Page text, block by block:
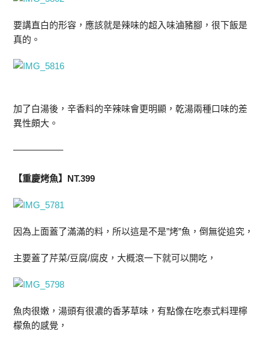
要講直白的形容，應該就是辣味的超入味滷豬腳，很下飯是
真的。
加了白湯後，辛香料的辛辣味會更明顯，乾湯兩種口味的差
異性頗大。
—————–
【重慶烤魚】NT.399
因為上面蓋了滿滿的料，所以這是不是”烤”魚，倒無從追究，
主要蓋了芹菜/豆腐/腐皮，大概滾一下就可以開吃，
魚肉很嫩，湯頭有很濃的香茅草味，有點像在吃泰式料理檸
檬魚的感覺，